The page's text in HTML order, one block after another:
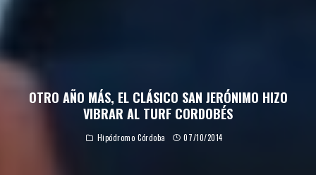
OTRO AÑO MÁS, EL CLÁSICO SAN JERÓNIMO HIZO
VIBRAR AL TURF CORDOBÉS
Hipódromo Córdoba 07/10/2014